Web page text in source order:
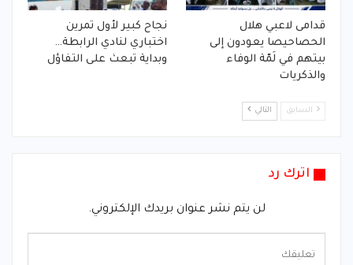
قدامى لاعبي هلال
الحصاحيصا يعودون إلى
بيتهم في لَمّة الوفاء
والذكريات
نجاح كبير لأول تمرين
اختباري لنادي الرابطة…
وبداية تبعث على التفاؤل
السابق التالي
اترك رد
لن يتم نشر عنوان بريدك الإلكتروني.